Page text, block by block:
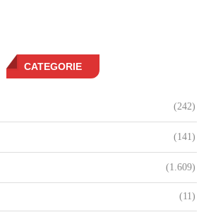
CATEGORIE
(242)
(141)
(1.609)
(11)